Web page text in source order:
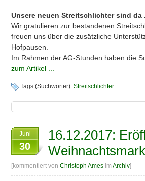
Unsere neuen Streitschlichter sind da
Wir gratulieren zur bestandenen
freuen uns über die zusätzliche
Hofpausen.
Im Rahmen der AG-Stunden haben die
zum Artikel ...
Tags (Suchwörter):Streitschlichter
Juni
30
16.12.2017:
[kommentiert vonChristoph Ames imArchiv]